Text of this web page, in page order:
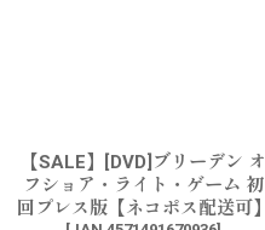
【SALE】[DVD]ブリーデン オ
フショア・ライト・ゲーム 初
回プレス版【ネコポス配送可】